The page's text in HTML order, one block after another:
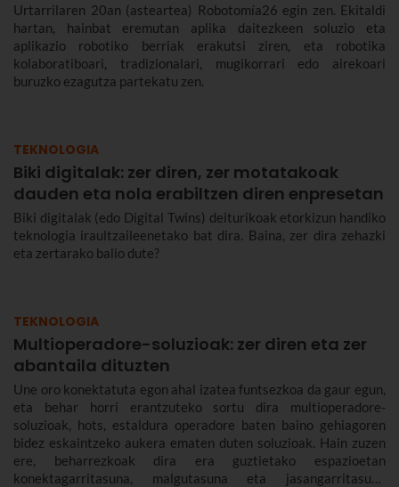
Urtarrilaren 20an (asteartea) Robotomía26 egin zen. Ekitaldi
hartan, hainbat eremutan aplika daitezkeen soluzio eta
aplikazio robotiko berriak erakutsi ziren, eta robotika
kolaboratiboari, tradizionalari, mugikorrari edo airekoari
buruzko ezagutza partekatu zen.
TEKNOLOGIA
Biki digitalak: zer diren, zer motatakoak
dauden eta nola erabiltzen diren enpresetan
Biki digitalak (edo Digital Twins) deiturikoak etorkizun handiko
teknologia iraultzaileenetako bat dira. Baina, zer dira zehazki
eta zertarako balio dute?
TEKNOLOGIA
Multioperadore-soluzioak: zer diren eta zer
abantaila dituzten
Une oro konektatuta egon ahal izatea funtsezkoa da gaur egun,
eta behar horri erantzuteko sortu dira multioperadore-
soluzioak, hots, estaldura operadore baten baino gehiagoren
bidez eskaintzeko aukera ematen duten soluzioak. Hain zuzen
ere, beharrezkoak dira era guztietako espazioetan
konektagarritasuna, malgutasuna eta jasangarritasuna